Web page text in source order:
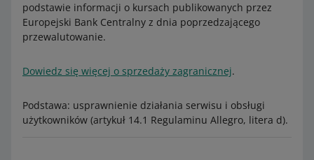
podstawie informacji o kursach publikowanych przez
Europejski Bank Centralny z dnia poprzedzającego
przewalutowanie.
Dowiedz się więcej o sprzedaży zagranicznej.
Podstawa: usprawnienie działania serwisu i obsługi
użytkowników (artykuł 14.1 Regulaminu Allegro, litera d).